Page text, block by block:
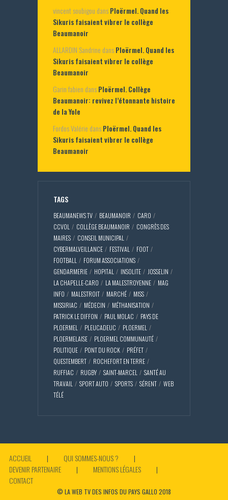
vincent soubigou dansPloërmel. Quand les
Sikuris faisaient vibrer le collège
Beaumanoir
ALLARDIN Sandrine dansPloërmel. Quand les
Sikuris faisaient vibrer le collège
Beaumanoir
Garin fabien dansPloërmel. Collège
Beaumanoir: revivez l’étonnante histoire
de la Yole
Fordos Valérie dansPloërmel. Quand les
Sikuris faisaient vibrer le collège
Beaumanoir
TAGS
BEAUMANEWS TV BEAUMANOIR
CARO
CCVOL
COLLÈGE BEAUMANOIR
CONGRÈS DES
MAIRES
CONSEIL MUNICIPAL
CYBERMALVEILLANCE
FESTIVAL
FOOT
FOOTBALL
FORUM ASSOCIATIONS
GENDARMERIE
HOPITAL INSOLITE
JOSSELIN
LA CHAPELLE-CARO
LA MALESTROYENNE
MAG
INFO
MALESTROIT MARCHÉ
MISS
MISSIRIAC
MÉDECIN
MÉTHANISATION
PATRICK LE DIFFON
PAUL MOLAC
PAYS DE
PLOERMEL
PLEUCADEUC
PLOERMEL
PLOERMELAISE
PLOERMEL COMMUNAUTÉ
POLITIQUE
PONT DU ROCK
PRÉFET
QUESTEMBERT
ROCHEFORT EN TERRE
RUFFIAC
RUGBY SAINT-MARCEL
SANTÉ AU
TRAVAIL
SPORT AUTO SPORTS SÉRENT
WEB
TÉLÉ
ACCUEIL
QUI SOMMES-NOUS ?
DEVENIR PARTENAIRE
MENTIONS LÉGALES
CONTACT
© LA WEB TV DES INFOS DU PAYS GALLO 2018